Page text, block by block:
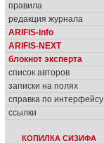
правила
редакция журнала
ARIFIS-info
ARIFIS-NEXT
блокнот эксперта
список авторов
записки на полях
справка по интерфейсу
ссылки
КОПИЛКА СИЗИФА